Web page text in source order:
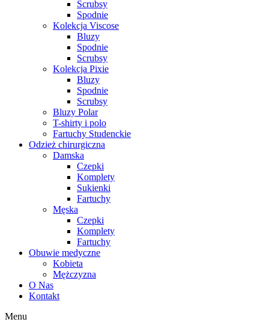
Scrubsy
Spodnie
Kolekcja Viscose
Bluzy
Spodnie
Scrubsy
Kolekcja Pixie
Bluzy
Spodnie
Scrubsy
Bluzy Polar
T-shirty i polo
Fartuchy Studenckie
Odzież chirurgiczna
Damska
Czepki
Komplety
Sukienki
Fartuchy
Męska
Czepki
Komplety
Fartuchy
Obuwie medyczne
Kobieta
Mężczyzna
O Nas
Kontakt
Menu